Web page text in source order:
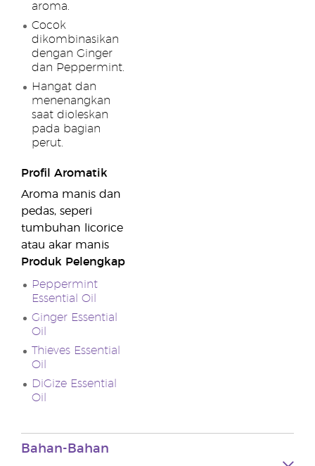
aroma.
Cocok
dikombinasikan
dengan Ginger
dan Peppermint.
Hangat dan
menenangkan
saat dioleskan
pada bagian
perut.
Profil Aromatik
Aroma manis dan
pedas, seperi
tumbuhan licorice
atau akar manis
Produk Pelengkap
Peppermint
Essential Oil
Ginger Essential
Oil
Thieves Essential
Oil
DiGize Essential
Oil
Bahan-Bahan